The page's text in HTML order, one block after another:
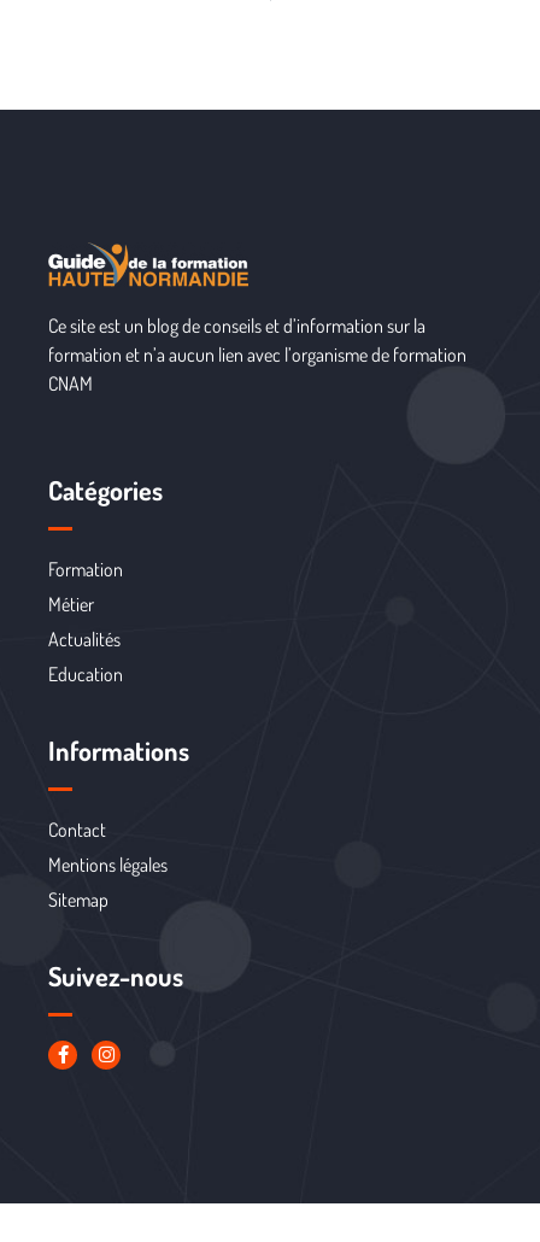
Ce site est un blog de conseils et d’information sur la
formation et n’a aucun lien avec l’organisme de formation
CNAM
Catégories
Formation
Métier
Actualités
Education
Informations
Contact
Mentions légales
Sitemap
Suivez-nous